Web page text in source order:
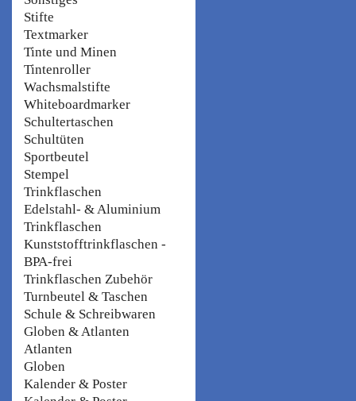
Stifte
Textmarker
Tinte und Minen
Tintenroller
Wachsmalstifte
Whiteboardmarker
Schultertaschen
Schultüten
Sportbeutel
Stempel
Trinkflaschen
Edelstahl- & Aluminium
Trinkflaschen
Kunststofftrinkflaschen -
BPA-frei
Trinkflaschen Zubehör
Turnbeutel & Taschen
Schule & Schreibwaren
Globen & Atlanten
Atlanten
Globen
Kalender & Poster